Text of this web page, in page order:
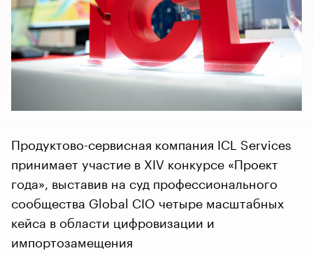
Продуктово-сервисная компания ICL Services
принимает участие в XIV конкурсе «Проект
года», выставив на суд профессионального
сообщества Global CIO четыре масштабных
кейса в области цифровизации и
импортозамещения